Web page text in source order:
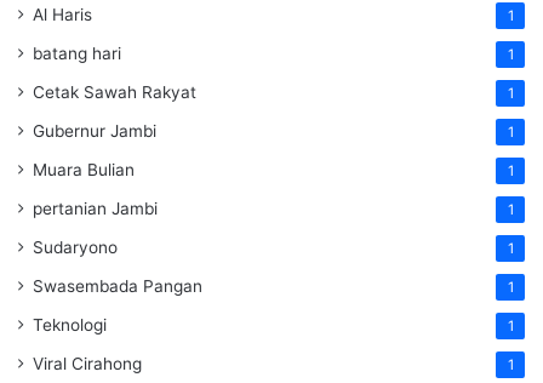
Al Haris 1
batang hari 1
Cetak Sawah Rakyat 1
Gubernur Jambi 1
Muara Bulian 1
pertanian Jambi 1
Sudaryono 1
Swasembada Pangan 1
Teknologi 1
Viral Cirahong 1